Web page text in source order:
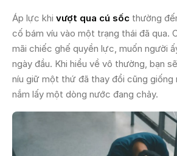
Áp lực khi vượt qua cú sốc thường
cố bám víu vào một trạng thái đã qua.
mãi chiếc ghế quyền lực, muốn người
ngày đầu. Khi hiểu về vô thường, bạn
níu giữ một thứ đã thay đổi cũng giống
nắm lấy một dòng nước đang chảy.